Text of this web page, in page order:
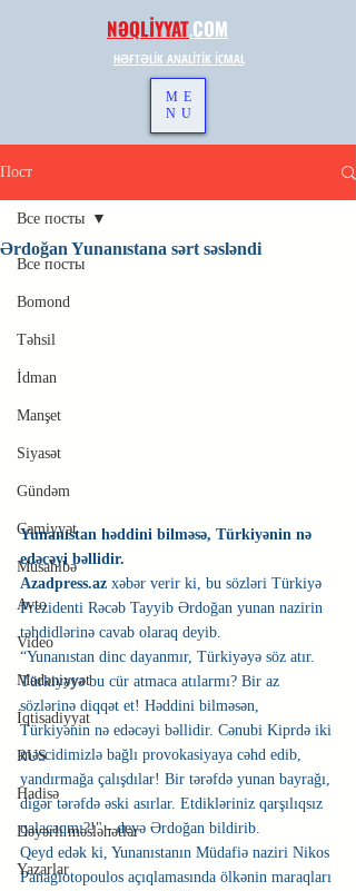
NƏQLİYYAT.COM
HƏFTƏLİK ANALİTİK İCMAL
ME
NU
Пост
Все посты
Bomond
Təhsil
İdman
Manşet
Siyasət
Gündəm
Cəmiyyət
Müsahibə
Avto
Video
Mədəniyyət
İqtisadiyyat
RUS
Hadisə
Dəyərli məsləhətlər
Yazarlar
Все посты
Ərdoğan Yunanıstana sərt səsləndi
Yunanıstan həddini bilməsə, Türkiyənin nə
edəcəyi bəllidir.
Azadpress.az xəbər verir ki, bu sözləri Türkiyə
Prezidenti Rəcəb Tayyib Ərdoğan yunan nazirin
təhdidlərinə cavab olaraq deyib.
“Yunanıstan dinc dayanmır, Türkiyəyə söz atır.
Türkiyəyə bu cür atmaca atılarmı? Bir az
sözlərinə diqqət et! Həddini bilməsən,
Türkiyənin nə edəcəyi bəllidir. Cənubi Kiprdə iki
məscidimizlə bağlı provokasiyaya cəhd edib,
yandırmağa çalışdılar! Bir tərəfdə yunan bayrağı,
digər tərəfdə əski asırlar. Etdikləriniz qarşılıqsız
qalacaqmı?!" - deyə Ərdoğan bildirib.
Qeyd edək ki, Yunanıstanın Müdafiə naziri Nikos
Panagiotopoulos açıqlamasında ölkənin maraqları